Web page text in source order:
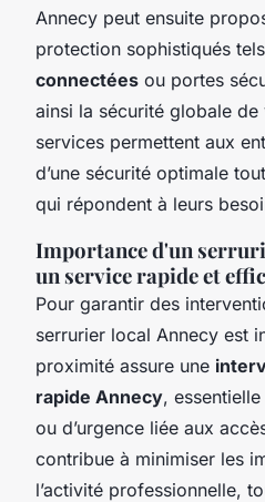
Annecy peut ensuite
protection sophistiqués
connectées ou portes
ainsi la sécurité globale
services permettent aux
d’une sécurité optimale
qui répondent à leurs
Importance d'un
un service rapide et
Pour garantir des
serrurier local Annecy est
proximité assure une
rapide Annecy,
ou d’urgence liée aux
contribue à minimiser les
l’activité professionnelle,